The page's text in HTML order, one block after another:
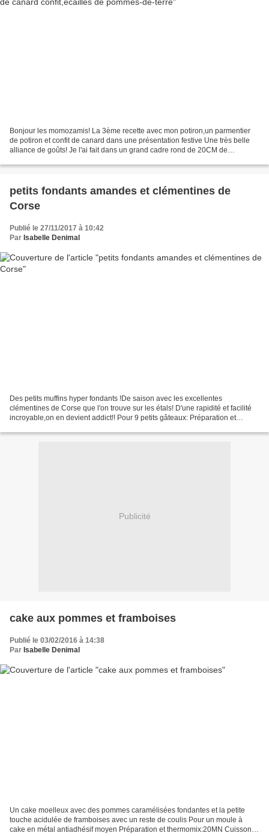
Bonjour les momozamis! La 3ème recette avec mon potiron,un parmentier
de potiron et confit de canard dans une présentation festive Une très belle
alliance de goûts! Je l'ai fait dans un grand cadre rond de 20CM de
petits fondants amandes et clémentines de
Corse
Publié le 27/11/2017 à 10:42
Par Isabelle Denimal
Des petits muffins hyper fondants !De saison avec les excellentes
clémentines de Corse que l'on trouve sur les étals! D'une rapidité et facilité
incroyable,on en devient addict!! Pour 9 petits gâteaux: Préparation et
Publicité
cake aux pommes et framboises
Publié le 03/02/2016 à 14:38
Par Isabelle Denimal
Un cake moelleux avec des pommes caramélisées fondantes et la petite
touche acidulée de framboises avec un reste de coulis Pour un moule à
cake en métal antiadhésif moyen Préparation et thermomix:20MN Cuisson